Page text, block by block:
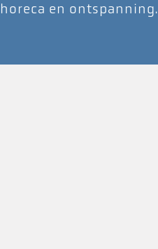
horeca en ontspanning.